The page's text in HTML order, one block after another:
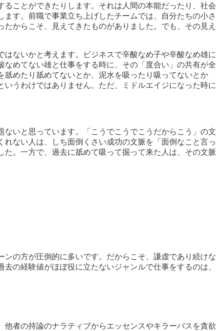
ことができたりします。それは人間の本能だったり、社会
す。前職で事業立ち上げしたチームでは、自分たちの小さ
からこそ、見えてきたものがありました。でも、その見え
ないかと考えます。ビジネスで辛酸なめ子や辛酸なめ雄に
めてない雄と仕事をする時に、その「度合い」の共有が全
めたり舐めてないとか、泥水を吸ったり吸ってないとか
うわけではありません。ただ、ミドルエイジになった時に
いと思っています。「こうでこうでこうだからこう」の文
ない人は、しち面倒くさい成功の文脈を「面倒なこと言っ
。一方で、過去に舐めて吸って掘って来た人は、その文脈
の方が圧倒的に多いです。だからこそ、謙虚であり続けな
の経験値がほぼ役に立たないジャンルで仕事をするのは、
者の持論のナラティブからエッセンスやキラーパスを貪欲